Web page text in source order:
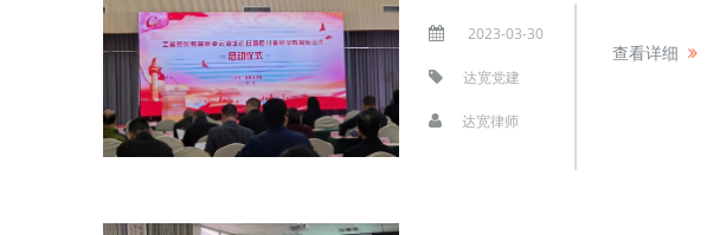
2023-03-30
达宽党建
达宽律师
查看详细